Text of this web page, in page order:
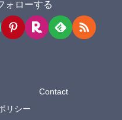
ォローする
Contact
リシー